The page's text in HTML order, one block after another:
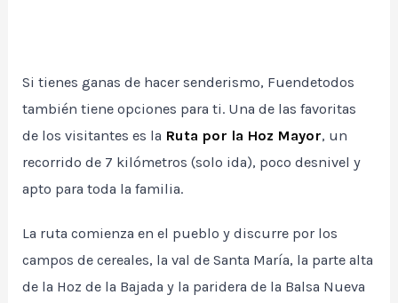
Si tienes ganas de hacer senderismo, Fuendetodos
también tiene opciones para ti. Una de las favoritas
de los visitantes es la Ruta por la Hoz Mayor, un
recorrido de 7 kilómetros (solo ida), poco desnivel y
apto para toda la familia.
La ruta comienza en el pueblo y discurre por los
campos de cereales, la val de Santa María, la parte alta
de la Hoz de la Bajada y la paridera de la Balsa Nueva